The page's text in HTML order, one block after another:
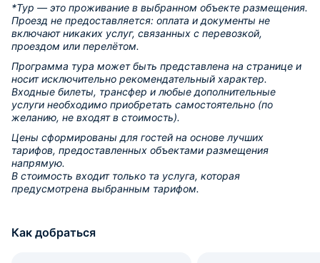
*Тур — это проживание в выбранном объекте размещения.
Проезд не предоставляется: оплата и документы не
включают никаких услуг, связанных с перевозкой,
проездом или перелётом.
Программа тура может быть представлена на странице и
носит исключительно рекомендательный характер.
Входные билеты, трансфер и любые дополнительные
услуги необходимо приобретать самостоятельно (по
желанию, не входят в стоимость).
Цены сформированы для гостей на основе лучших
тарифов, предоставленных объектами размещения
напрямую.
В стоимость входит только та услуга, которая
предусмотрена выбранным тарифом.
Как добраться